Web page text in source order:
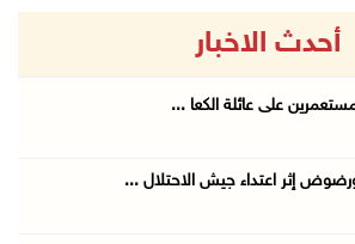
أحدث الاخبار
إثر اعتداء جيش الاحتلال ...